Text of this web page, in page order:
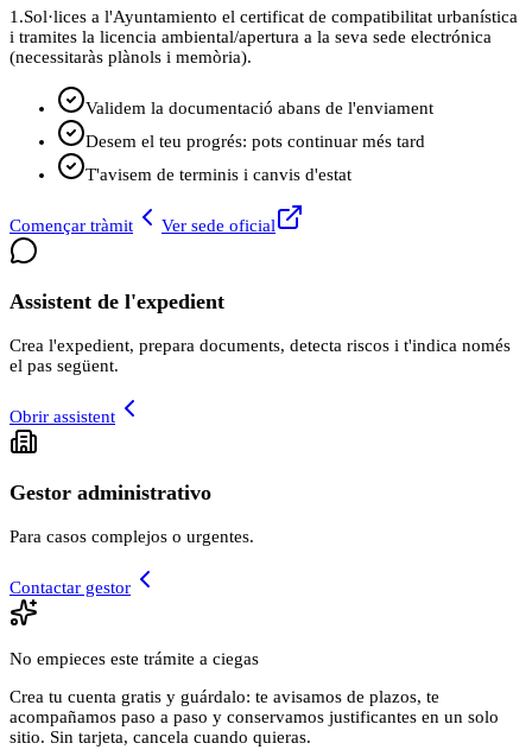
1.Sol·lices a l'Ayuntamiento el certificat de compatibilitat urbanística
i tramites la licencia ambiental/apertura a la seva sede electrónica
(necessitaràs plànols i memòria).
Validem la documentació abans de l'enviament
Desem el teu progrés: pots continuar més tard
T'avisem de terminis i canvis d'estat
Començar tràmit Ver sede oficial
Assistent de l'expedient
Crea l'expedient, prepara documents, detecta riscos i t'indica només
el pas següent.
Obrir assistent
Gestor administrativo
Para casos complejos o urgentes.
Contactar gestor
No empieces este trámite a ciegas
Crea tu cuenta gratis y guárdalo: te avisamos de plazos, te
acompañamos paso a paso y conservamos justificantes en un solo
sitio. Sin tarjeta, cancela cuando quieras.